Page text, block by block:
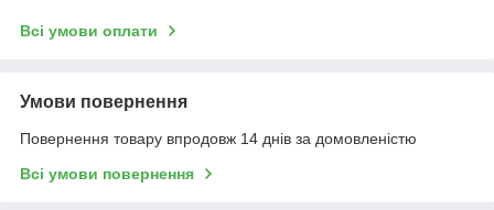
Всі умови оплати
Умови повернення
Повернення товару впродовж 14 днів за домовленістю
Всі умови повернення